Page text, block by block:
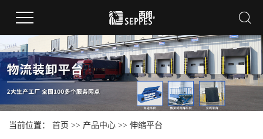
当前位置： 首页 >> 产品中心 >> 伸缩平台